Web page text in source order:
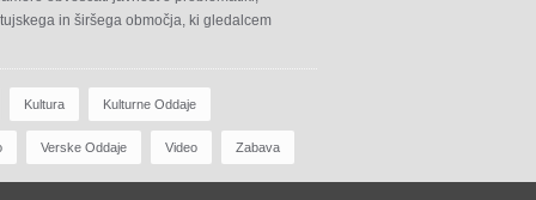
in širšega območja, ki gledalcem
Kultura Kulturne Oddaje
Verske Oddaje Video Zabava